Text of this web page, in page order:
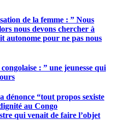
de la femme : ” Nous
nous devons chercher à
autonome pour ne pas nous
: ” une jeunesse qui
dénonce “tout propos sexiste
au Congo
qui venait de faire l’objet